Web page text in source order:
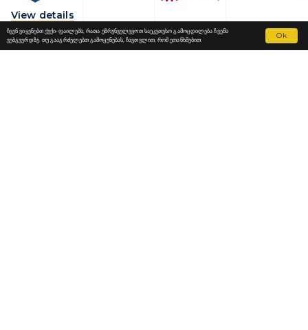
View details
ჩვენ ვიყენებთ ქუქი-ფაილებს, რათა უზრუნველვყოთ საუკეთესო გამოცდილება ჩვენს
ვებგვერდზე. თუ გააგრძელებთ გამოყენებას, ჩავთვლით, რომ ეთანხმებით.
Ok